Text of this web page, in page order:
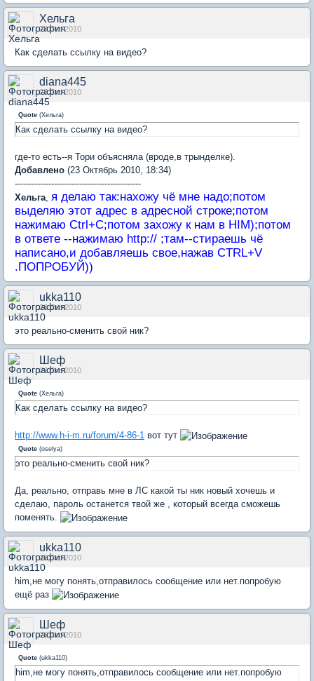
Хельга
23 Oct 2010
Как сделать ссылку на видео?
diana445
23 Oct 2010
Quote (Хельга)
Как сделать ссылку на видео?
где-то есть--я Тори объясняла (вроде,в трынделке).
Добавлено (23 Октябрь 2010, 18:34)
---------------------------------------------
Хельга я делаю так:нахожу чё мне надо;потом
выделяю этот адрес в адресной строке;потом
нажимаю Ctrl+C;потом захожу к нам в HIM);потом
в ответе --нажимаю http:// ;там--стираешь чё
написано,и добавляешь свое,нажав CTRL+V
.ПОПРОБУЙ))
ukka110
26 Oct 2010
это реально-сменить свой ник?
Шеф
26 Oct 2010
Quote (Хельга)
Как сделать ссылку на видео?
http://www.h-i-m.ru/forum/4-86-1 вот тут
Quote (oselya)
это реально-сменить свой ник?
Да, реально, отправь мне в ЛС какой ты ник новый хочешь и
сделаю, пароль останется твой же , который всегда сможешь
поменять.
ukka110
26 Oct 2010
him,не могу понять,отправилось сообщение или нет.попробую
ещё раз
Шеф
26 Oct 2010
Quote (ukka110)
him,не могу понять,отправилось сообщение или нет.попробую